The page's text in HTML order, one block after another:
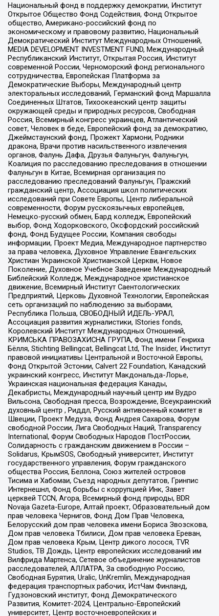
Национальный фонд в поддержку демократии, Институт
Открытое Общество Фонд Содействия, Фонд Открытое
общество, Американо-российский фонд по
экономическому и правовому развитию, Национальный
Демократический Институт Международных Отношений,
MEDIA DEVELOPMENT INVESTMENT FUND, Международный
Республиканский Институт, Открытая Россия, Институт
современной России, Черноморский фонд регионального
сотрудничества, Европейская Платформа за
Демократические Выборы, Международный центр
электоральных исследований, Германский фонд Маршалла
Соединенных Штатов, Тихоокеанский центр защиты
окружающей среды и природных ресурсов, Свободная
Россия, Всемирный конгресс украинцев, Атлантический
совет, Человек в беде, Европейский фонд за демократию,
Джеймстаунский фонд, Прожект Хармони, Родники
дракона, Врачи против насильственного извлечения
органов, Фалунь Дафа, Друзья Фалуньгун, Фалуньгун,
Коалиция по расследованию преследования в отношении
Фалуньгун в Китае, Всемирная организация по
расследованию преследований Фалуньгун, Пражский
гражданский центр, Ассоциация школ политических
исследований при Совете Европы, Центр либеральной
современности, Форум русскоязычных европейцев,
Немецко-русский обмен, Бард колледж, Европейский
выбор, Фонд Ходорковского, Оксфордский российский
фонд, Фонд Будущее России, Компания свободы
информации, Проект Медиа, Международное партнерство
за права человека, Духовное Управление Евангельских
Христиан Украинской Христианской Церкви, Новое
Поколение, Духовное Учебное Заведение Международный
Библейский Колледж, Международное христианское
движение, Всемирный Институт Саентологических
Предприятий, Церковь Духовной Технологии, Европейская
сеть организаций по наблюдению за выборами,
Республика Польша, СВОБОДНЫЙ ИДЕЛЬ-УРАЛ,
Ассоциация развития журналистики, IStories fonds,
Королевский Институт Международных Отношений,
КРИМСЬКА ПРАВОЗАХИСНА ГРУПА, Фонд имени Генриха
Бёлля, Stichting Bellingcat, Bellingcat Ltd, The Insider, Институт
правовой инициативы Центральной и Восточной Европы,
Фонд Открытой Эстонии, Calvert 22 Foundation, Канадский
украинский конгресс, Институт Макдональда-Лорье,
Украинская национальная федерация Канады,
Декабристы, Международный научный центр им Вудро
Вильсона, Свободная пресса, Возрождение, Всеукраинский
духовный центр , Риддл, Русский антивоенный комитет в
Швеции, Проект Медуза, Фонд Андрея Сахарова, Форум
свободной России, Лига Свободных Наций, Transparеncy
International, Форум Свободных Народов ПостРоссии,
Солидарность с гражданским движением в России –
Solidarus, КрымSOS, Свободный университет, Институт
государственного управления, Форум гражданского
общества Россия, Беллона, Союз жителей островов
Тисима и Хабомаи, Съезд народных депутатов, Гринпис
Интернешнл, Фонд борьбы с коррупцией Инк, Завет
церквей TCCN, Агора, Всемирный фонд природы, BDR
Novaja Gazeta-Europe, Алтай проект, Образовательный дом
прав человека Чернигов, Фонд Дом Прав Человека,
Белорусский дом прав человека имени Бориса Звозскова,
Дом прав человека Тбилиси, Дом прав человека Ереван,
Дом прав человека Крым, Центр дикого лосося, TVR
Studios, ТВ Дождь, Центр европейских исследований им
Вилфрида Мартенса, Сетевое объединение журналистов
расследователей, АЛЛАТРА, За свободную Россию,
Свободная Бурятия, Uralic, UnKremlin, Международная
федерация транспортных рабочих, ИстЧам Финланд,
Гудзоновский институт, Фонд Демократического
Развития, Комитет-2024, Центрально-Европейский
университет, Центр восточноевропейских и